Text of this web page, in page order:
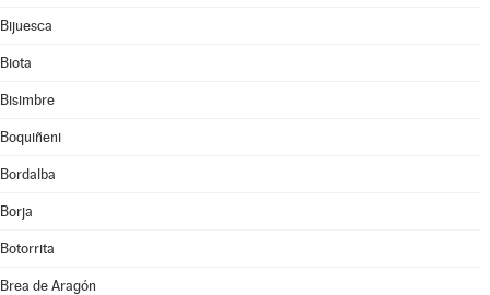
Bijuesca
Biota
Bisimbre
Boquiñeni
Bordalba
Borja
Botorrita
Brea de Aragón